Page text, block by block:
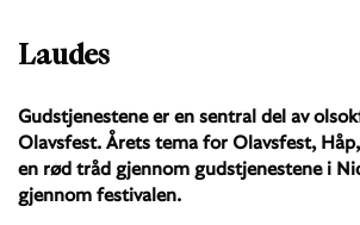
Laudes
Gudstjenestene er en sentral del av
Olavsfest. Årets tema for Olavsfest,
en rød tråd gjennom gudstjenestene i
gjennom festivalen.